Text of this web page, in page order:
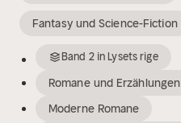
Fantasy und Science-Fiction
Band 2inLysets rige
Romane und Erzählungen
Moderne Romane